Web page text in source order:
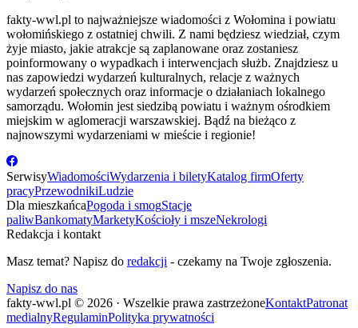
fakty-wwl.pl to najważniejsze wiadomości z Wołomina i powiatu
wołomińskiego z ostatniej chwili. Z nami będziesz wiedział, czym
żyje miasto, jakie atrakcje są zaplanowane oraz zostaniesz
poinformowany o wypadkach i interwencjach służb. Znajdziesz u
nas zapowiedzi wydarzeń kulturalnych, relacje z ważnych
wydarzeń społecznych oraz informacje o działaniach lokalnego
samorządu. Wołomin jest siedzibą powiatu i ważnym ośrodkiem
miejskim w aglomeracji warszawskiej. Bądź na bieżąco z
najnowszymi wydarzeniami w mieście i regionie!
SerwisyWiadomościWydarzenia i biletyKatalog firmOferty
pracyPrzewodnikiLudzie
Dla mieszkańcaPogoda i smogStacje
paliwBankomatyMarketyKościoły i mszeNekrologi
Redakcja i kontakt
Masz temat? Napisz do redakcji - czekamy na Twoje zgłoszenia.
Napisz do nas
fakty-wwl.pl © 2026 · Wszelkie prawa zastrzeżoneKontaktPatronat
medialnyRegulaminPolityka prywatności